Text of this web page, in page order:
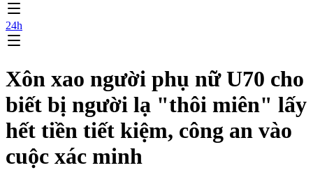
24h
Xôn xao người phụ nữ U70 cho
biết bị người lạ "thôi miên" lấy
hết tiền tiết kiệm, công an vào
cuộc xác minh